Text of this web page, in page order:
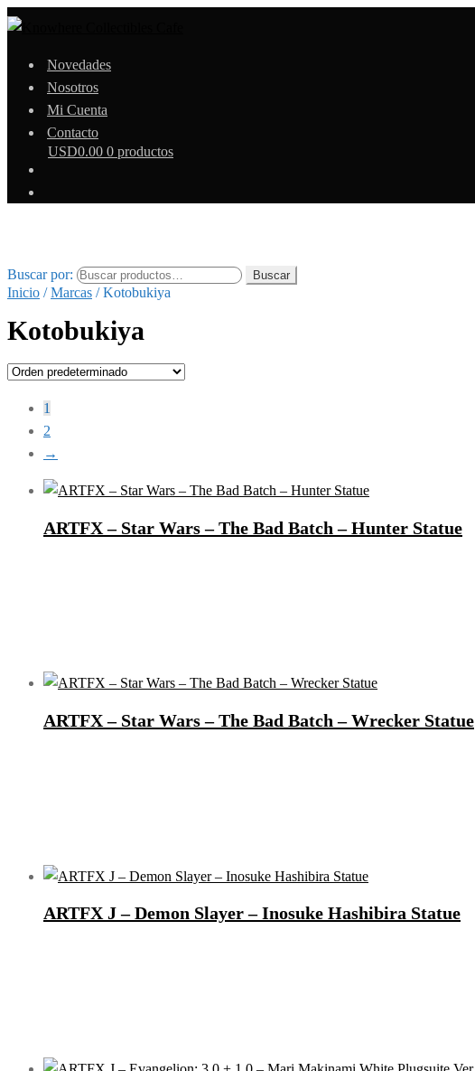
Novedades
Nosotros
Mi Cuenta
Contacto
USD0.00 0 productos
Buscar por: Buscar
Inicio /Marcas /Kotobukiya
Kotobukiya
1
2
→
ARTFX – Star Wars – The Bad Batch – Hunter Statue
ARTFX – Star Wars – The Bad Batch – Wrecker Statue
ARTFX J – Demon Slayer – Inosuke Hashibira Statue